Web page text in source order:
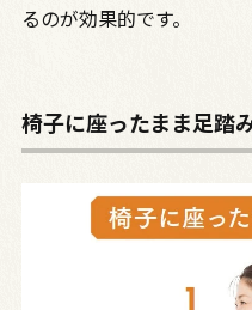
るのが効果的です。
椅子に座ったまま足踏